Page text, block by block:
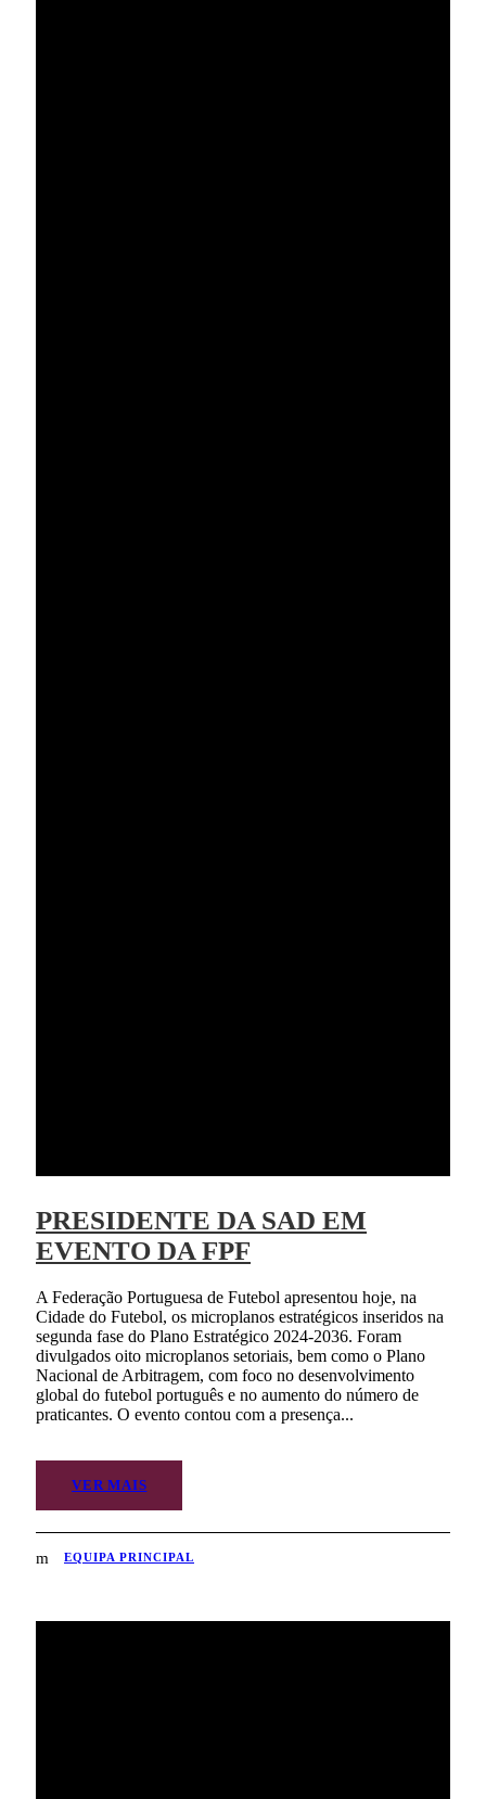
PRESIDENTE DA SAD EM
EVENTO DA FPF
A Federação Portuguesa de Futebol apresentou hoje, na
Cidade do Futebol, os microplanos estratégicos inseridos na
segunda fase do Plano Estratégico 2024-2036. Foram
divulgados oito microplanos setoriais, bem como o Plano
Nacional de Arbitragem, com foco no desenvolvimento
global do futebol português e no aumento do número de
praticantes. O evento contou com a presença...
VER MAIS
EQUIPA PRINCIPAL